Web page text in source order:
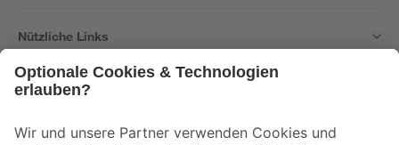
Nützliche Links
Der toom Newsletter: Keine Angebote und Aktionen mehr verpassen!